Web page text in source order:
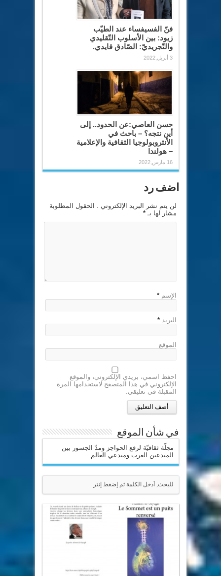
فنّ الفسيفساء عند الطيّب
زيود: بين الأسلوب التّقليدي
والتّجريديّ: الصّادق قايدي.
3 أبريل,2022
حسن العاصي:عن الحدود.. إلى
أين نتجه؟ – باحث في
الأنثروبولوجيا الثقافية والإعلامية
– هولندا
16 مارس,2022
اضف رد
لن يتم نشر البريد الإلكتروني . الحقول المطلوبة
مشار لها بـ*
الإسم *
البريد *
الموقع
احفظ اسمي، بريدي الإلكتروني، والموقع
الإلكتروني في هذا المتصفح لاستخدامها المرة
المقبلة في تعليقي.
في شأن الموقع
مجلّة ثقافيّة لرفع الحواجز ومدّ الجسور بين
المبدعين العرب ومبدعي العالم.